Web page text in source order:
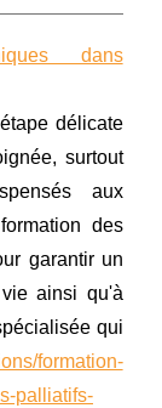
dans
délicate
surtout
aux
des
garantir un
ainsi qu'à
qui
formation-
palliatifs-